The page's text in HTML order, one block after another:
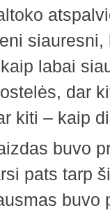
labai
dar
kiti – kaip
buvo
pats tarp
buvo